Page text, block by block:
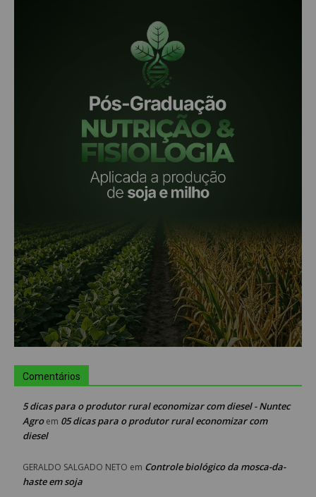
Comentários
5 dicas para o produtor rural economizar com diesel - Nuntec
Agroem 05 dicas para o produtor rural economizar com
diesel
GERALDO SALGADO NETO em Controle biológico da mosca-da-
haste em soja